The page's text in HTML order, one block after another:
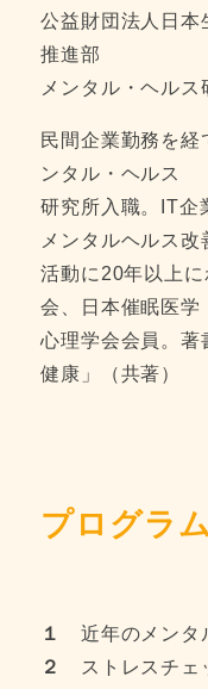
公益財団法人日
推進部
メンタル・ヘル
民間企業勤務を経
ンタル・ヘルス
研究所入職。IT企
メンタルヘルス改
活動に20年以上
会、日本催眠医学
心理学会会員。著
健康」（共著）
プログラム
１近年のメンタ
２
ストレスチェ